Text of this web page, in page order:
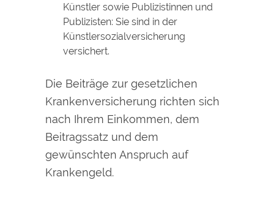
Künstler sowie Publizistinnen und
Publizisten: Sie sind in der
Künstlersozialversicherung
versichert.
Die Beiträge zur gesetzlichen
Krankenversicherung richten sich
nach Ihrem Einkommen, dem
Beitragssatz und dem
gewünschten Anspruch auf
Krankengeld.